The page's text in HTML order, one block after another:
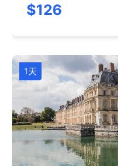
$126
1天